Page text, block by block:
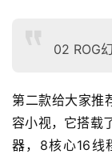
02 ROG
第二款给大家推
容小视，它搭载
器，8核心16线